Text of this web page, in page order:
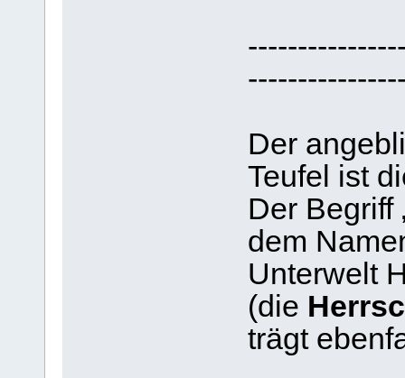
Der
Teufel ist
Der Begriff
dem
Unterwelt
(die
trägt